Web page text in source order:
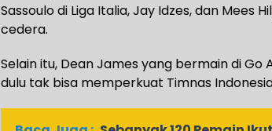
Sassoulo di Liga Italia, Jay Idzes, dan Mees
cedera.
Selain itu, Dean James yang bermain di Go
dulu tak bisa memperkuat Timnas